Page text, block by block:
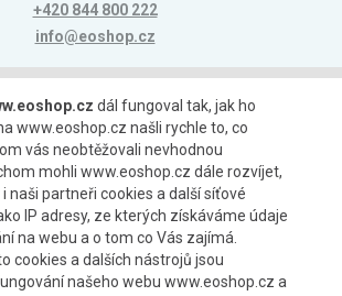
+420 844 800 222
info@eoshop.cz
Možnosti platby
Možnosti dopravy
dál fungoval tak, jak ho
www.eoshop.cz našli rychle to, co
vás neobtěžovali nevhodnou
mohli www.eoshop.cz dále rozvíjet,
naši partneři cookies a další síťové
IP adresy, ze kterých získáváme údaje
na webu a o tom co Vás zajímá.
cookies a dalších nástrojů jsou
našeho webu www.eoshop.cz a